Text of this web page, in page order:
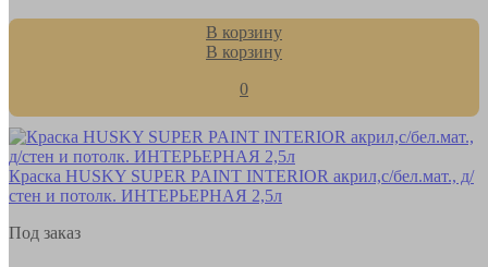
В корзину
В корзину
0
Краска HUSKY SUPER PAINT INTERIOR акрил,с/бел.мат., д/
стен и потолк. ИНТЕРЬЕРНАЯ 2,5л
Под заказ